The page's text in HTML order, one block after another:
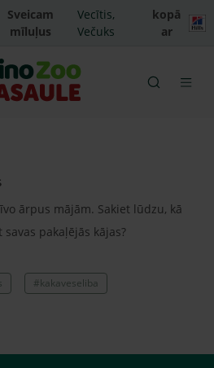
Sveicam
mīluļus
Vecītis,
Večuks
kopā
ar
ārpus mājām. Sakiet lūdzu, kā
pakaļējās kājas?
#kakaveseliba